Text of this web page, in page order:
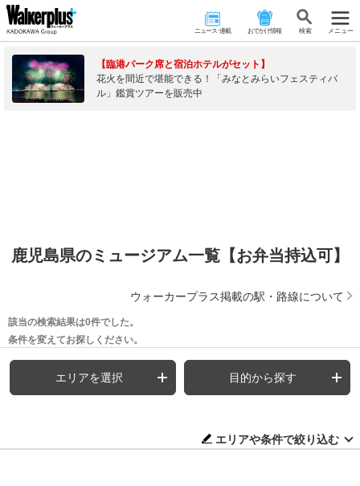
ニュース･連載 おでかけ情報 検 索 メニュー
【臨港パーク席と宿泊ホテルがセット】
花火を間近で堪能できる！「みなとみらいフェスティバ
ル」鑑賞ツアーを販売中
鹿児島県のミュージアム一覧【お弁当持込可】
ウォーカープラス掲載の駅・路線について
該当の検索結果は0件でした。
条件を変えてお探しください。
エリアを選択 目的から探す
エリアや条件で絞り込む